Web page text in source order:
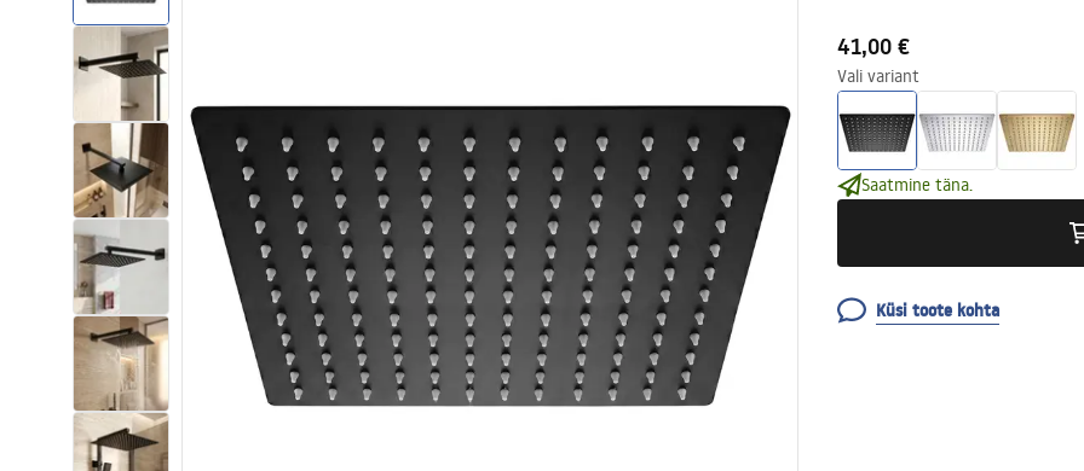
Vannitoa dušialused
Lineaarne duši äravool
Tualettruumid
Vajub ära
Vannid ja ekraanid
Vannitoa segistid
Vannitoas dušid
41,00 €
Vali variant
Saatmine täna.
Küsi toote kohta